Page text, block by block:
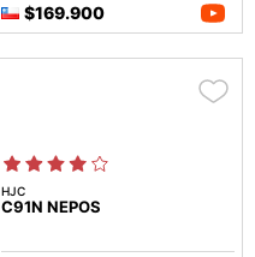
$169.900
HJC
C91N NEPOS